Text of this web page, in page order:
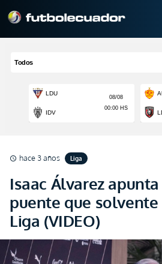
schedule hace 3 años Liga
Isaac Álvarez
puente que
Liga (VIDEO)